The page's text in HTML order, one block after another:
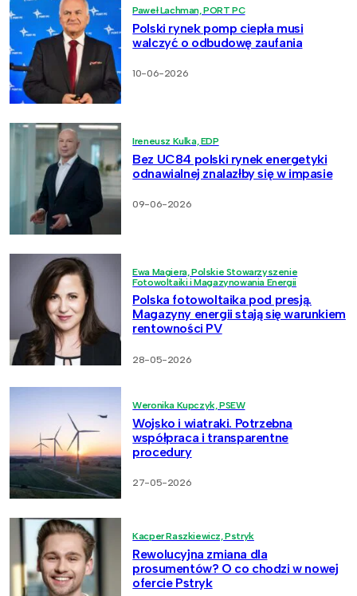
Paweł Lachman, PORT PC
Polski rynek pomp ciepła musi
walczyć o odbudowę zaufania
10-06-2026
Ireneusz Kulka, EDP
Bez UC84 polski rynek energetyki
odnawialnej znalazłby się w impasie
09-06-2026
Ewa Magiera, Polskie Stowarzyszenie
Fotowoltaiki i Magazynowania Energii
Polska fotowoltaika pod presją.
Magazyny energii stają się warunkiem
rentowności PV
28-05-2026
Weronika Kupczyk, PSEW
Wojsko i wiatraki. Potrzebna
współpraca i transparentne
procedury
27-05-2026
Kacper Raszkiewicz, Pstryk
Rewolucyjna zmiana dla
prosumentów? O co chodzi w nowej
ofercie Pstryk